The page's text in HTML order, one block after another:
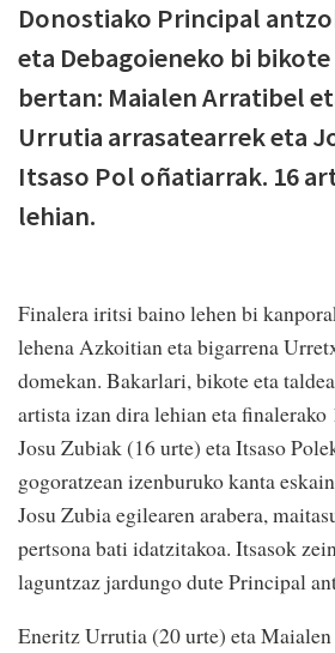
Donostiako Principal
eta Debagoieneko bi
bertan: Maialen Arratibel
Urrutia arrasatearrek eta
Itsaso Pol oñatiarrak. 16
lehian.
Finalera iritsi baino lehen bi
lehena Azkoitian eta bigarrena
domekan. Bakarlari, bikote eta
artista izan dira lehian eta finalerako
Josu Zubiak (16 urte) eta Itsaso
gogoratzean izenburuko kanta
Josu Zubia egilearen arabera,
pertsona bati idatzitakoa. Itsasok
laguntzaz jardungo dute Principal
Eneritz Urrutia (20 urte) eta